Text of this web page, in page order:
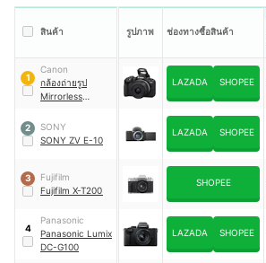
สินค้า รูปภาพ ช่องทางซื้อสินค้า
1
Canon
กล้องถ่ายรูป
Mirrorless
LAZADA SHOPEE
2
SONY
SONY ZV E-10
LAZADA SHOPEE
3
Fujifilm
Fujifilm X-T200
SHOPEE
4
Panasonic
Panasonic Lumix
DC-G100
LAZADA SHOPEE